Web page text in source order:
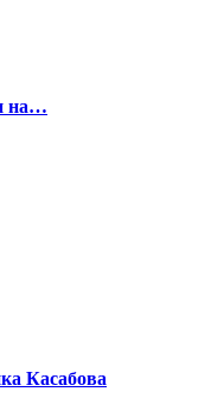
на…
Касабова